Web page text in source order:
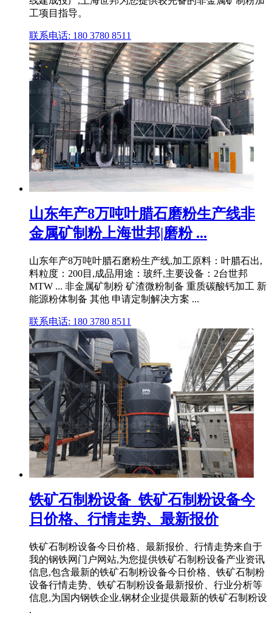
工项目指导。
联系电话: 180 3780 8511
山东年产8万吨叶腊石磨粉生产线非
金属矿制粉上海世邦|磨粉 ...
山东年产8万吨叶腊石磨粉生产线,加工原料：叶腊石出,
料粒度：200目,成品用途：玻纤,主要设备：2台世邦
MTW ... 非金属矿制粉 矿渣微粉制备 重质碳酸钙加工 新
能源粉体制备 其他 申请定制解决方案 ...
联系电话: 180 3780 8511
铁矿石制粉设备_铁矿石制粉设备今
日价格、行情走势、最新报价
铁矿石制粉设备今日价格、最新报价、行情走势来自于
我的钢铁网门户网站,为您提供铁矿石制粉设备产业资讯
信息,包含最新的铁矿石制粉设备今日价格、铁矿石制粉
设备行情走势、铁矿石制粉设备最新报价、行业分析等
信息,为国内钢铁企业,钢材企业提供最新的铁矿石制粉设
.